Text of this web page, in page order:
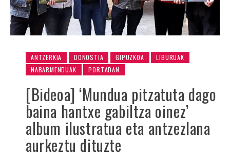
ANTZERKIA DONOSTIA GIPUZKOA
LIBURUAK
NABARMENDUAK
PORTADAN
[Bideoa] ‘Mundua pitzatuta dago
baina hantxe gabiltza oinez’
album ilustratua eta antzezlana
aurkeztu dituzte